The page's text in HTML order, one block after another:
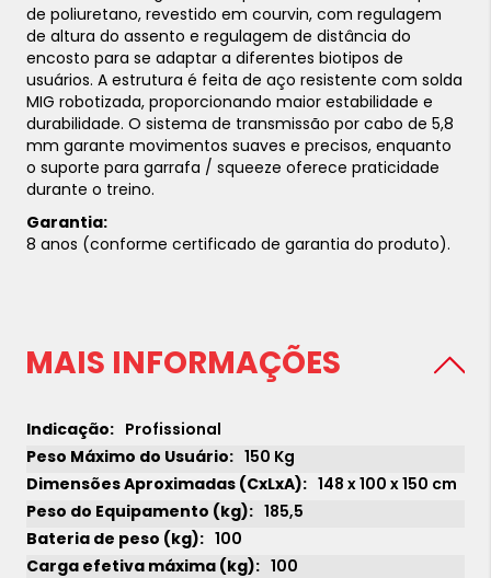
de poliuretano, revestido em courvin, com regulagem
de altura do assento e regulagem de distância do
encosto para se adaptar a diferentes biotipos de
usuários. A estrutura é feita de aço resistente com solda
MIG robotizada, proporcionando maior estabilidade e
durabilidade. O sistema de transmissão por cabo de 5,8
mm garante movimentos suaves e precisos, enquanto
o suporte para garrafa / squeeze oferece praticidade
durante o treino.
Garantia:
8 anos (conforme certificado de garantia do produto).
MAIS INFORMAÇÕES
Profissional
150 Kg
148 x 100 x 150 cm
185,5
100
100